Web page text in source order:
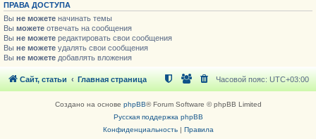
ПРАВА ДОСТУПА
Вы не можете начинать темы
Вы можете отвечать на сообщения
Вы не можете редактировать свои сообщения
Вы не можете удалять свои сообщения
Вы не можете добавлять вложения
Сайт, статьи Главная страница Часовой пояс: UTC+03:00
Создано на основе phpBB® Forum Software © phpBB Limited
Русская поддержка phpBB
Конфиденциальность| Правила